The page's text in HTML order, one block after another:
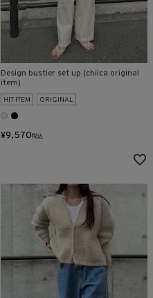
Design bustier set up (chiica original
item)
HIT ITEM ORIGINAL
¥9,570税込